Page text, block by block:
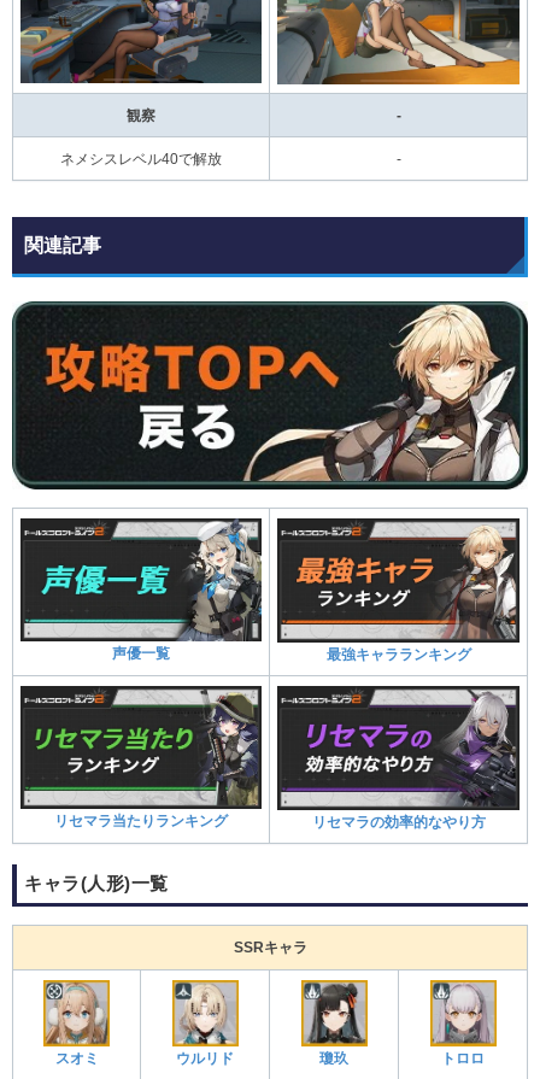
観察 -
ネメシスレベル40で解放 -
関連記事
声優一覧 最強キャラランキング
リセマラ当たりランキング リセマラの効率的なやり方
キャラ(人形)一覧
SSRキャラ
スオミ ウルリド 瓊玖 トロロ